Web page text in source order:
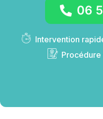
06
Intervention